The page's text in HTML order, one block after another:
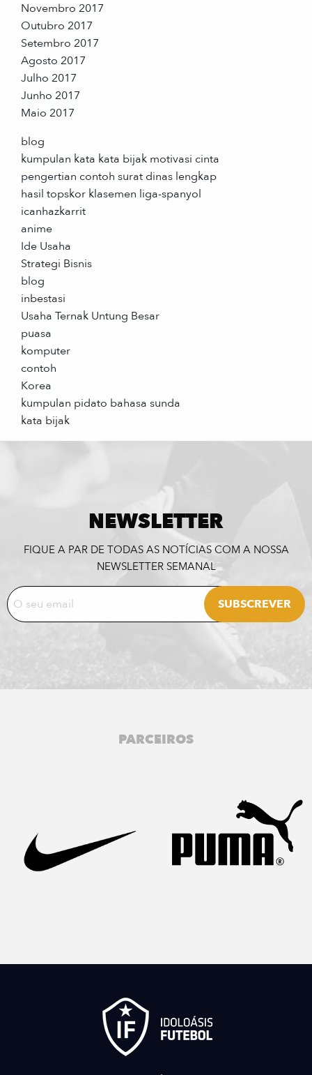
Novembro 2017
Outubro 2017
Setembro 2017
Agosto 2017
Julho 2017
Junho 2017
Maio 2017
blog
kumpulan kata kata bijak motivasi cinta
pengertian contoh surat dinas lengkap
hasil topskor klasemen liga-spanyol
icanhazkarrit
anime
Ide Usaha
Strategi Bisnis
blog
inbestasi
Usaha Ternak Untung Besar
puasa
komputer
contoh
Korea
kumpulan pidato bahasa sunda
kata bijak
NEWSLETTER
FIQUE A PAR DE TODAS AS NOTÍCIAS COM A NOSSA
NEWSLETTER SEMANAL
PARCEIROS